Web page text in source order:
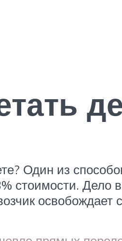
Один из
стоимости. Дело
освобождает